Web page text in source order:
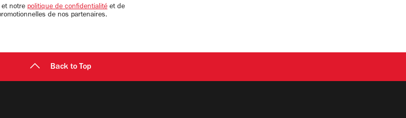
et notre politique de confidentialité et de
de nos partenaires.
Back to Top